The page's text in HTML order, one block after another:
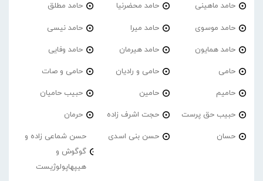
حامد ماهینی حامد محضرنیا حامد مطلق
حامد موسوی حامد میرا حامد نیسی
حامد همایون حامد هیرمان حامد وفایی
حامی حامی و رادیان حامی و صات
حامیم حامین حبیب حامیان
حبیب حق پرست حجت اشرف زاده حرمان
حسان حسن بنی اسدی
حسن شماعی زاده و
گوگوش و
هیپهاپولوژیست